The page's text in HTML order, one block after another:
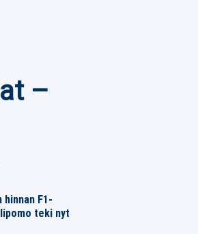
–
F1-
teki nyt